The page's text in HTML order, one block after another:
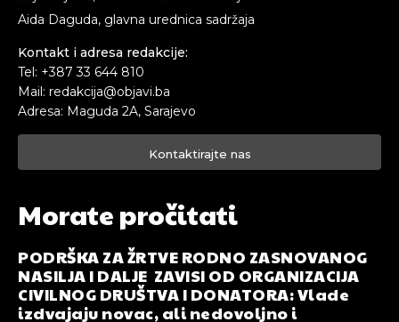
Aida Daguda, glavna urednica sadržaja
Kontakt i adresa redakcije:
Tel: +387 33 644 810
Mail: redakcija@objavi.ba
Adresa: Maguda 2A, Sarajevo
Kontaktirajte nas
Morate pročitati
PODRŠKA ZA ŽRTVE RODNO ZASNOVANOG
NASILJA I DALJE ZAVISI OD ORGANIZACIJA
CIVILNOG DRUŠTVA I DONATORA: Vlade
izdvajaju novac, ali nedovoljno i